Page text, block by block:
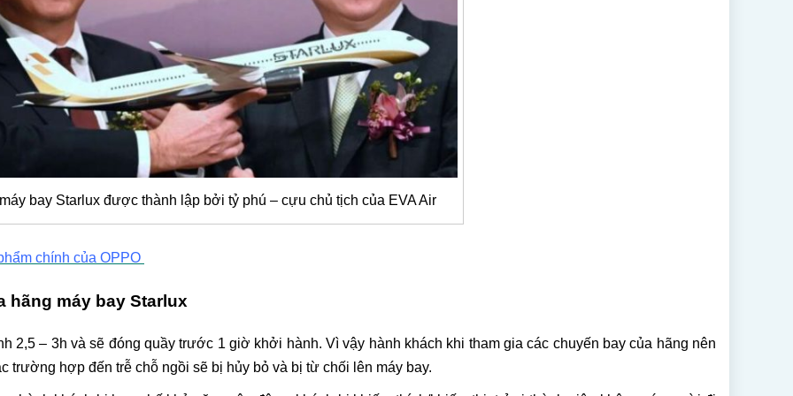
bay Starlux được thành lập bởi tỷ phú – cựu chủ tịch của EVA Air
chính của OPPO
hãng máy bay Starlux
2,5 – 3h và sẽ đóng quầy trước 1 giờ khởi hành. Vì vậy hành khách khi tham gia các chuyến bay của hãng nên
trường hợp đến trễ chỗ ngồi sẽ bị hủy bỏ và bị từ chối lên máy bay.